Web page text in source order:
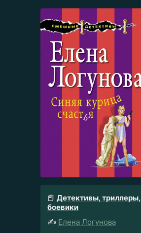
📕 Детективы, триллеры,
боевики
✍️ Елена Логунова